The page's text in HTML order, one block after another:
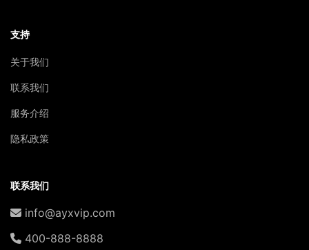
支持
关于我们
联系我们
服务介绍
隐私政策
联系我们
info@ayxvip.com
400-888-8888